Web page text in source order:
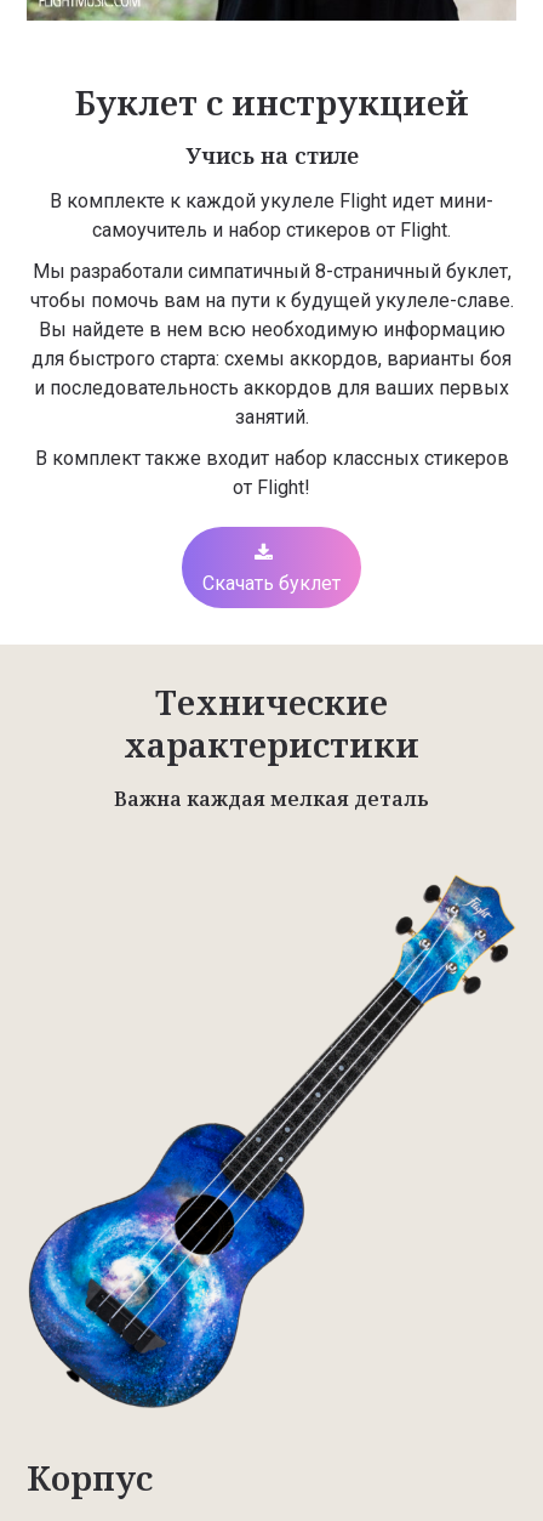
Буклет с инструкцией
Учись на стиле
В комплекте к каждой укулеле Flight идет мини-
самоучитель и набор стикеров от Flight.
Мы разработали симпатичный 8-страничный буклет,
чтобы помочь вам на пути к будущей укулеле-славе.
Вы найдете в нем всю необходимую информацию
для быстрого старта: схемы аккордов, варианты боя
и последовательность аккордов для ваших первых
занятий.
В комплект также входит набор классных стикеров
от Flight!
Скачать буклет
Технические
характеристики
Важна каждая мелкая деталь
Корпус